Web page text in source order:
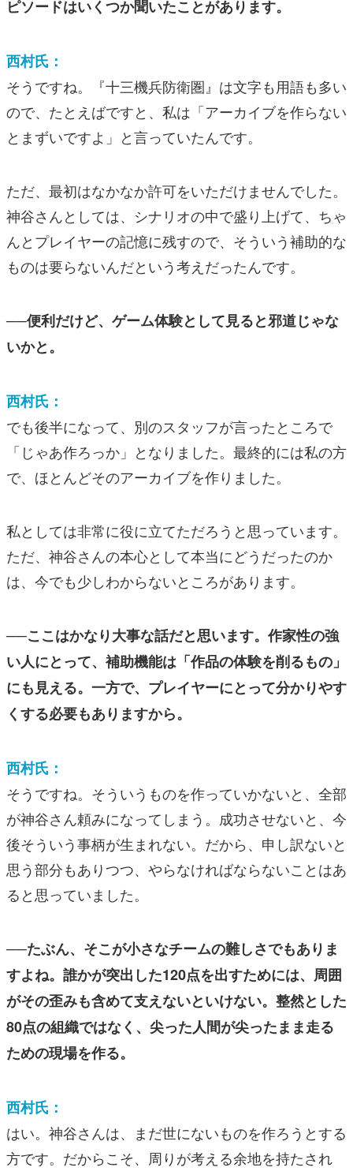
ピソードはいくつか聞いたことがあります。
西村氏：
そうですね。『十三機兵防衛圏』は文字も用語も多い
ので、たとえばですと、私は「アーカイブを作らない
とまずいですよ」と言っていたんです。
ただ、最初はなかなか許可をいただけませんでした。
神谷さんとしては、シナリオの中で盛り上げて、ちゃ
んとプレイヤーの記憶に残すので、そういう補助的な
ものは要らないんだという考えだったんです。
──便利だけど、ゲーム体験として見ると邪道じゃな
いかと。
西村氏：
でも後半になって、別のスタッフが言ったところで
「じゃあ作ろっか」となりました。最終的には私の方
で、ほとんどそのアーカイブを作りました。
私としては非常に役に立てただろうと思っています。
ただ、神谷さんの本心として本当にどうだったのか
は、今でも少しわからないところがあります。
──ここはかなり大事な話だと思います。作家性の強
い人にとって、補助機能は「作品の体験を削るもの」
にも見える。一方で、プレイヤーにとって分かりやす
くする必要もありますから。
西村氏：
そうですね。そういうものを作っていかないと、全部
が神谷さん頼みになってしまう。成功させないと、今
後そういう事柄が生まれない。だから、申し訳ないと
思う部分もありつつ、やらなければならないことはあ
ると思っていました。
──たぶん、そこが小さなチームの難しさでもありま
すよね。誰かが突出した120点を出すためには、周囲
がその歪みも含めて支えないといけない。整然とした
80点の組織ではなく、尖った人間が尖ったまま走る
ための現場を作る。
西村氏：
はい。神谷さんは、まだ世にないものを作ろうとする
方です。だからこそ、周りが考える余地を持たされ